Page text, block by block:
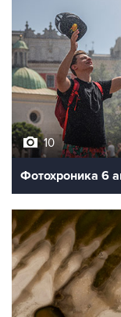
10
Фотохроника 6